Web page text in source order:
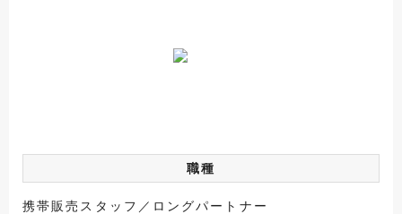
職種
携帯販売スタッフ／ロングパートナー